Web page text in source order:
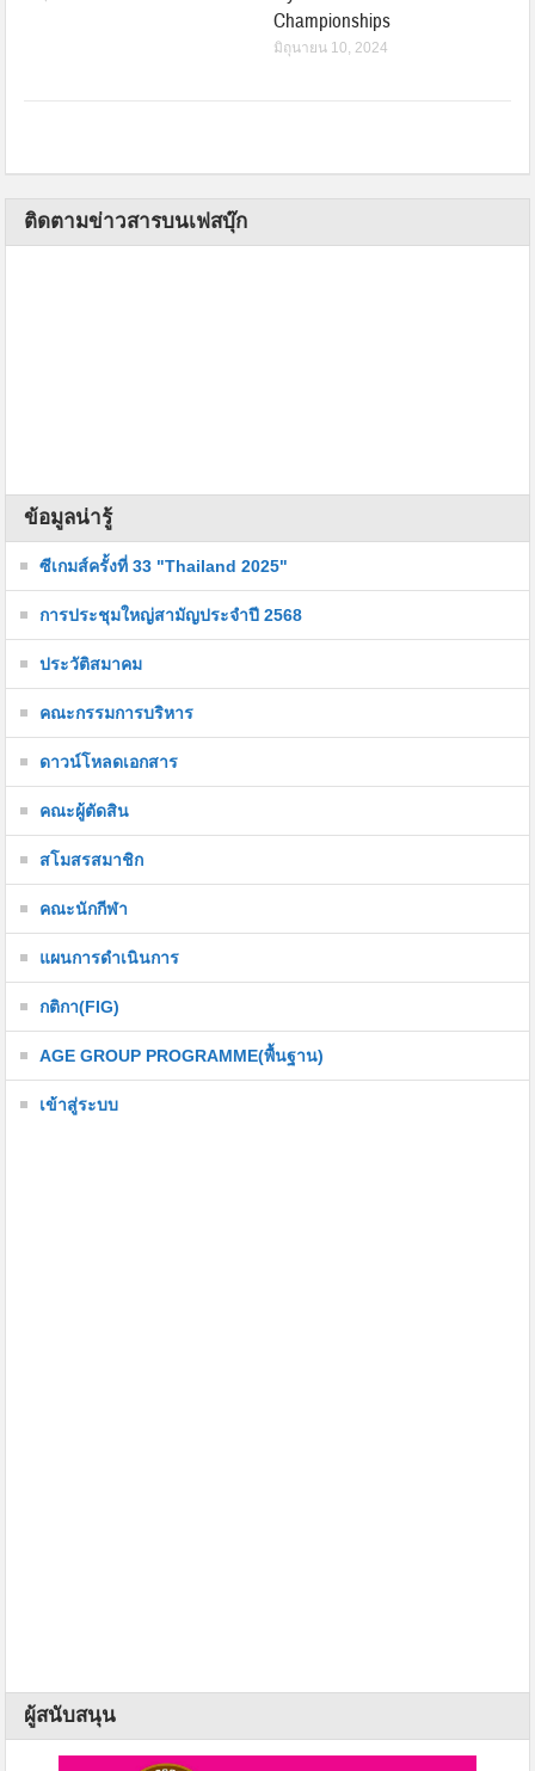
Championships
มิถุนายน 10, 2024
ติดตามข่าวสารบนเฟสบุ๊ก
ข้อมูลน่ารู้
ซีเกมส์ครั้งที่ 33 "Thailand 2025"
การประชุมใหญ่สามัญประจำปี 2568
ประวัติสมาคม
คณะกรรมการบริหาร
ดาวน์โหลดเอกสาร
คณะผู้ตัดสิน
สโมสรสมาชิก
คณะนักกีฬา
แผนการดำเนินการ
กติกา(FIG)
AGE GROUP PROGRAMME(พื้นฐาน)
เข้าสู่ระบบ
ผู้สนับสนุน